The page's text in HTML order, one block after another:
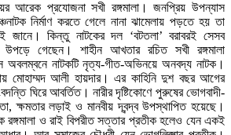
আরেক প্রযোজনা সখী রঙ্গমালা। জনপ্রিয় উপন্যাস
নির্মাণ করতে গেলে নানা ঝামেলায় পড়তে হয় তা
জানে। কিন্তু নাটকের দল ‘বটতলা’ বরাবরই সেসব
উপড়ে গেছেন। শাহীন আখতার রচিত সখী রঙ্গমালা
অবলম্বনে নাটকটি নৃত্য-গীত-অভিনয়ে অনবদ্য নাটক।
মোহাম্মদ আলী হায়দার। এর কাহিনি দুশ বছর আগের
ঘিরে আবর্তিত। নারীর দৃষ্টিকোণে পুরুষের ভোগবাদী-
ক্ষমতার লড়াই ও মানবীয় দ্বন্দ্ব উপস্থাপিত হয়েছে।
রঙ্গমালা ও রাই বিপরীত সত্তার প্রতীক হলেও যেন একই